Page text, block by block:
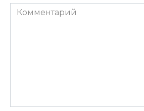
Комментарий